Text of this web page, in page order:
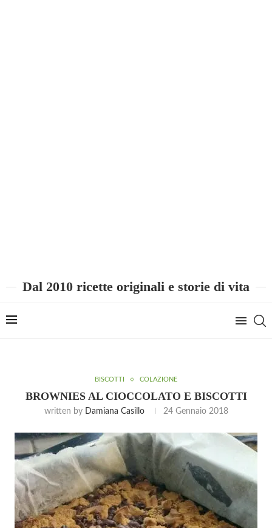
Dal 2010 ricette originali e storie di vita
BISCOTTI COLAZIONE
BROWNIES AL CIOCCOLATO E BISCOTTI
written by Damiana Casillo 24 Gennaio 2018